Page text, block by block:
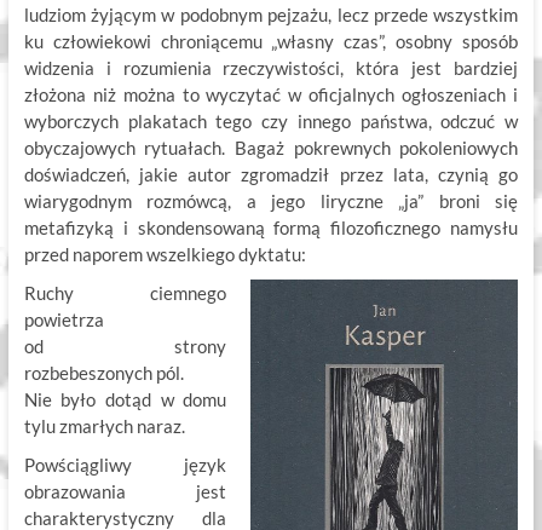
ludziom żyjącym w podobnym pejzażu, lecz przede wszystkim
ku człowiekowi chroniącemu „własny czas”, osobny sposób
widzenia i rozumienia rzeczywistości, która jest bardziej
złożona niż można to wyczytać w oficjalnych ogłoszeniach i
wyborczych plakatach tego czy innego państwa, odczuć w
obyczajowych rytuałach. Bagaż pokrewnych pokoleniowych
doświadczeń, jakie autor zgromadził przez lata, czynią go
wiarygodnym rozmówcą, a jego liryczne „ja” broni się
metafizyką i skondensowaną formą filozoficznego namysłu
przed naporem wszelkiego dyktatu:
Ruchy ciemnego
powietrza
od strony
rozbebeszonych pól.
Nie było dotąd w domu
tylu zmarłych naraz.
Powściągliwy język
obrazowania jest
charakterystyczny dla